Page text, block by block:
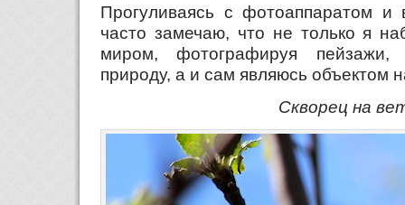
Прогуливаясь с фотоаппаратом и
часто замечаю, что не только я
миром, фотографируя
природу, а и сам являюсь объектом
Скворец на